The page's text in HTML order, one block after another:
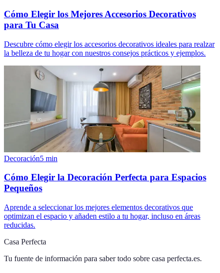
Cómo Elegir los Mejores Accesorios Decorativos
para Tu Casa
Descubre cómo elegir los accesorios decorativos ideales para realzar
la belleza de tu hogar con nuestros consejos prácticos y ejemplos.
Decoración5 min
Cómo Elegir la Decoración Perfecta para Espacios
Pequeños
Aprende a seleccionar los mejores elementos decorativos que
optimizan el espacio y añaden estilo a tu hogar, incluso en áreas
reducidas.
Casa Perfecta
Tu fuente de información para saber todo sobre casa perfecta.es.